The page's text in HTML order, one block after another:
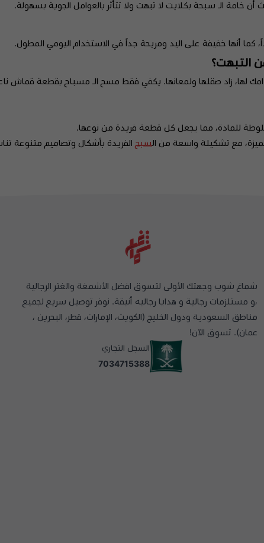
خامة الـ سبحة بكلايت لا تبهت ولا تتأثر بالعوامل الجوية بسهولة.
كما أنها خفيفة على اليد ومريحة جداً في الاستخدام اليومي المطول.
التبهت؟
لها، زاد صقلها ولمعانها. يكفي فقط مسح الـ مسباح بقطعة قماش
للمادة، مما يجعل كل قطعة فريدة من نوعها.
مع تشكيلة واسعة من السبح الفريدة بأشكال وتصاميم متنوعة
شماغ شوب وجهتك الأولى لتسوق افضل الأشمغة والغتر الرجالية
،و مستلزمات رجالية و هدايا رجاليه أنيقة. نوفر توصيل سريع لجميع
مناطق السعودية ودول الخليج (الكويت، الإمارات، قطر، البحرين ،
عمان). تسوق الآن!
السجل التجاري
7034715388